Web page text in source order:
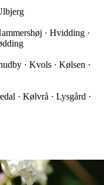
· Hvidding ·
· Kvols · Kølsen ·
· Kølvrå · Lysgård ·